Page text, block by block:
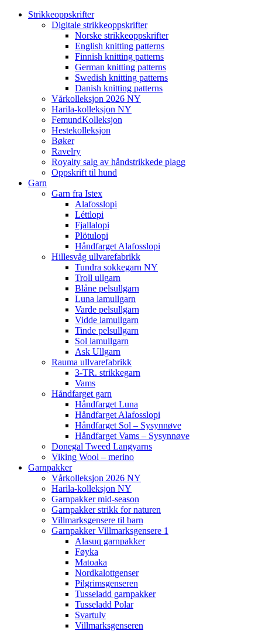
Strikkeoppskrifter
Digitale strikkeoppskrifter
Norske strikkeoppskrifter
English knitting patterns
Finnish knitting patterns
German knitting patterns
Swedish knitting patterns
Danish knitting patterns
Vårkolleksjon 2026 NY
Harila-kolleksjon NY
FemundKolleksjon
Hestekolleksjon
Bøker
Ravelry
Royalty salg av håndstrikkede plagg
Oppskrift til hund
Garn
Garn fra Istex
Alafosslopi
Léttlopi
Fjallalopi
Plötulopi
Håndfarget Alafosslopi
Hillesvåg ullvarefabrikk
Tundra sokkegarn NY
Troll ullgarn
Blåne pelsullgarn
Luna lamullgarn
Varde pelsullgarn
Vidde lamullgarn
Tinde pelsullgarn
Sol lamullgarn
Ask Ullgarn
Rauma ullvarefabrikk
3-TR. strikkegarn
Vams
Håndfarget garn
Håndfarget Luna
Håndfarget Alafosslopi
Håndfarget Sol – Sysynnøve
Håndfarget Vams – Sysynnøve
Donegal Tweed Langyarns
Viking Wool – merino
Garnpakker
Vårkolleksjon 2026 NY
Harila-kolleksjon NY
Garnpakker mid-season
Garnpakker strikk for naturen
Villmarksgensere til barn
Garnpakker Villmarksgensere 1
Alasuq garnpakker
Føyka
Matoaka
Nordkalottgenser
Pilgrimsgenseren
Tusseladd garnpakker
Tusseladd Polar
Svartulv
Villmarksgenseren